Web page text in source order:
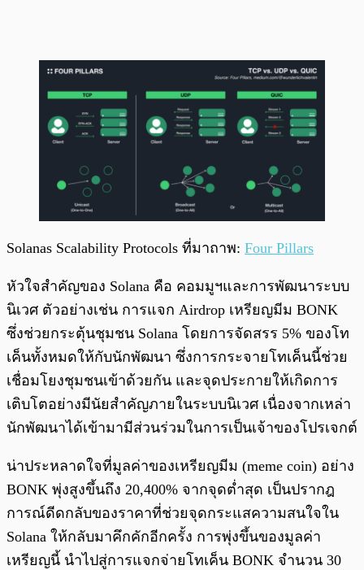
Solanas Scalability Protocols ที่มาถาพ: Four Pillars
หัวใจสำคัญของ Solana คือ คอมมูฯและการพัฒนาระบบ
นิเวศ ตัวอย่างเช่น การแจก Airdrop เหรียญมีม BONK
ซึ่งช่วยกระตุ้นชุมชน Solana โดยการจัดสรร 5% ของโท
เค็นทั้งหมดให้กับนักพัฒนา ซึ่งการกระจายโทเค็นนี้ช่วย
เชื่อมโยงชุมชนเข้าด้วยกัน และจุดประกายให้เกิดการ
เติบโตอย่างมีนัยสำคัญภายในระบบนิเวศ เนื่องจากเหล่า
นักพัฒนาได้เข้ามามีส่วนร่วมในการเป็นเจ้าของโปรเจกต์
น่าประหลาดใจที่มูลค่าของเหรียญมีม (meme coin) อย่าง
BONK พุ่งสูงขึ้นถึง 20,400% จากจุดต่ำสุด เป็นปรากฎ
การณ์ดีดกลับของราคาที่ช่วยจุดกระแสความสนใจใน
Solana ให้กลับมาคึกคักอีกครั้ง การพุ่งขึ้นของมูลค่า
เหรียญนี้ นำไปสู่การแจกจ่ายโทเค็น BONK จำนวน 30